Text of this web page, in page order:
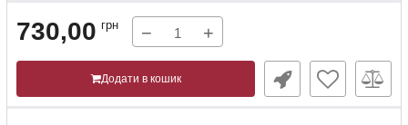
730,00 грн − +
Додати в кошик